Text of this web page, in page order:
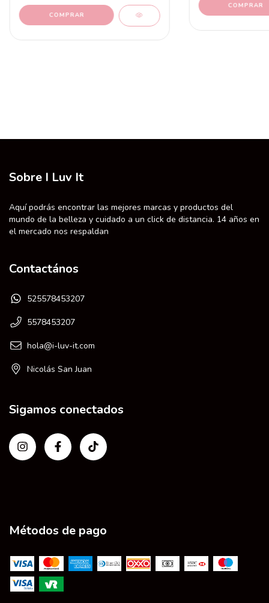
Sobre I Luv It
Aquí podrás encontrar las mejores marcas y productos del
mundo de la belleza y cuidado a un click de distancia. 14 años en
el mercado nos respaldan
Contactános
525578453207
5578453207
hola@i-luv-it.com
Nicolás San Juan
Sigamos conectados
Métodos de pago